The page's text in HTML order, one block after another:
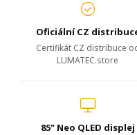
Oficiální CZ
Certifikát CZ distribuce
LUMATEC.store
85" Neo QLED displej